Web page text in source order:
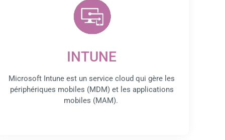
INTUNE
Microsoft Intune est un service cloud qui gère les
périphériques mobiles (MDM) et les applications
mobiles (MAM).